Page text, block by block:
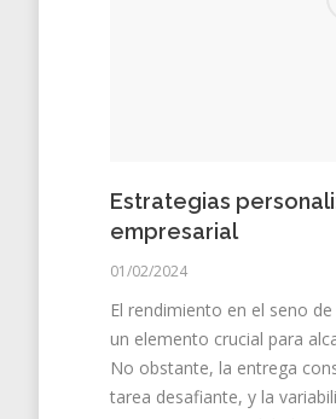
Estrategias
empresarial
01/02/2024
El rendimiento en el seno
un elemento crucial para
No obstante, la entrega
tarea desafiante, y la